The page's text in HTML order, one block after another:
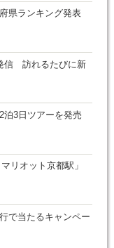
県ランキング発表
信 訪れるたびに新
泊3日ツアーを発売
リオット京都駅」
で当たるキャンペー